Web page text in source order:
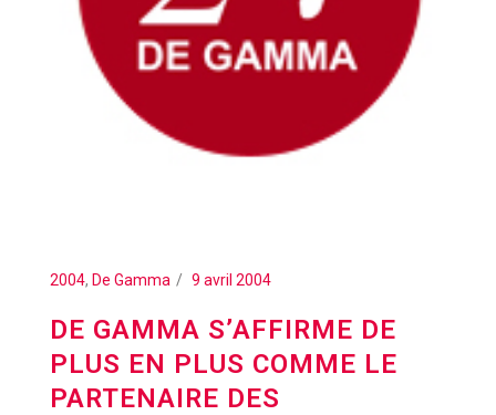
2004, De Gamma 9 avril 2004
DE GAMMA S’AFFIRME DE
PLUS EN PLUS COMME LE
PARTENAIRE DES